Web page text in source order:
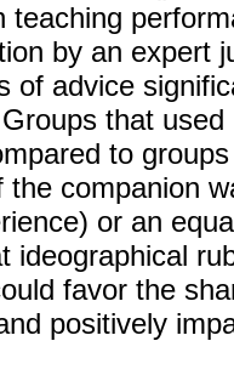
teaching
by an expert
of advice
that
to
the companion
or an
ideographical
favor the
positively